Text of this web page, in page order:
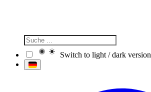
Switch to light / dark version